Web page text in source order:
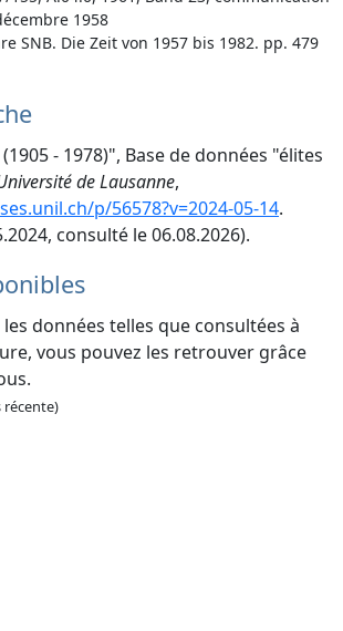
1958
SNB. Die Zeit von 1957 bis 1982. pp. 479
- 1978)", Base de données "élites
de Lausanne,
p/56578?v=2024-05-14.
consulté le 06.08.2026).
données telles que consultées à
vous pouvez les retrouver grâce
récente)